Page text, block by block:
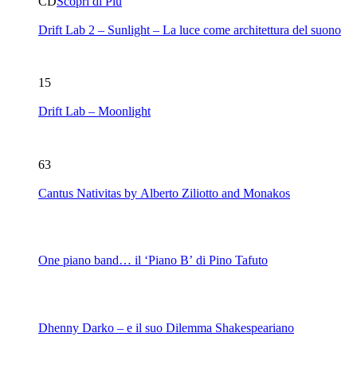
Drift Lab 2 – Sunlight – La luce come architettura del suono
15
Drift Lab – Moonlight
63
Cantus Nativitas by Alberto Ziliotto and Monakos
One piano band… il ‘Piano B’ di Pino Tafuto
Dhenny Darko – e il suo Dilemma Shakespeariano